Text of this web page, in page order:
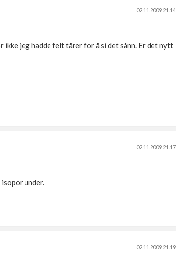
02.11.2009 21.14
jeg hadde felt tårer for å si det sånn. Er det nytt
02.11.2009 21.17
under.
02.11.2009 21.19